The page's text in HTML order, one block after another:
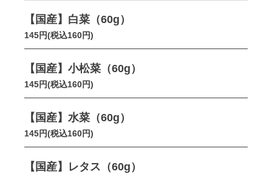
【国産】白菜（60g）
145円(税込160円)
【国産】小松菜（60g）
145円(税込160円)
【国産】水菜（60g）
145円(税込160円)
【国産】レタス（60g）